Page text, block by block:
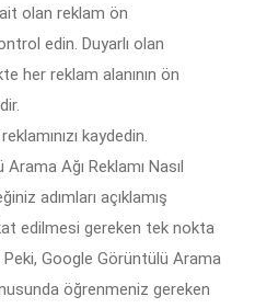
olan reklam ön
edin. Duyarlı olan
her reklam alanının ön
kaydedin.
Ağı Reklamı Nasıl
adımları açıklamış
edilmesi gereken tek nokta
Peki, Google Görüntülü Arama
öğrenmeniz gereken